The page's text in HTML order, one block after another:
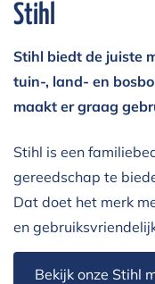
Stihl
Stihl biedt de juiste
tuin-, land- en
maakt er graag
Stihl is een
gereedschap te
Dat doet het merk
en
Bekijk onze Stihl